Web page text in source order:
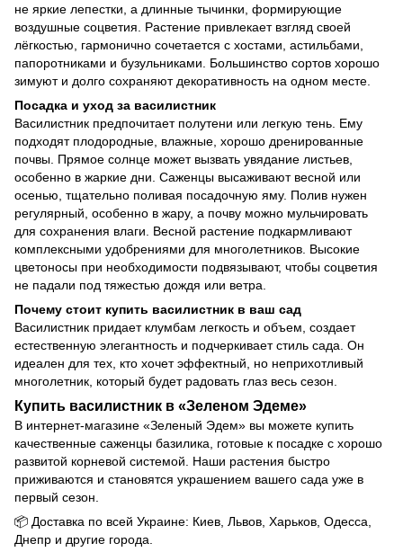
не яркие лепестки, а длинные тычинки, формирующие
воздушные соцветия. Растение привлекает взгляд своей
лёгкостью, гармонично сочетается с хостами, астильбами,
папоротниками и бузульниками. Большинство сортов хорошо
зимуют и долго сохраняют декоративность на одном месте.
Посадка и уход за василистник
Василистник предпочитает полутени или легкую тень. Ему
подходят плодородные, влажные, хорошо дренированные
почвы. Прямое солнце может вызвать увядание листьев,
особенно в жаркие дни. Саженцы высаживают весной или
осенью, тщательно поливая посадочную яму. Полив нужен
регулярный, особенно в жару, а почву можно мульчировать
для сохранения влаги. Весной растение подкармливают
комплексными удобрениями для многолетников. Высокие
цветоносы при необходимости подвязывают, чтобы соцветия
не падали под тяжестью дождя или ветра.
Почему стоит купить василистник в ваш сад
Василистник придает клумбам легкость и объем, создает
естественную элегантность и подчеркивает стиль сада. Он
идеален для тех, кто хочет эффектный, но неприхотливый
многолетник, который будет радовать глаз весь сезон.
Купить василистник в «Зеленом Эдеме»
В интернет-магазине «Зеленый Эдем» вы можете купить
качественные саженцы базилика, готовые к посадке с хорошо
развитой корневой системой. Наши растения быстро
приживаются и становятся украшением вашего сада уже в
первый сезон.
📦 Доставка по всей Украине: Киев, Львов, Харьков, Одесса,
Днепр и другие города.